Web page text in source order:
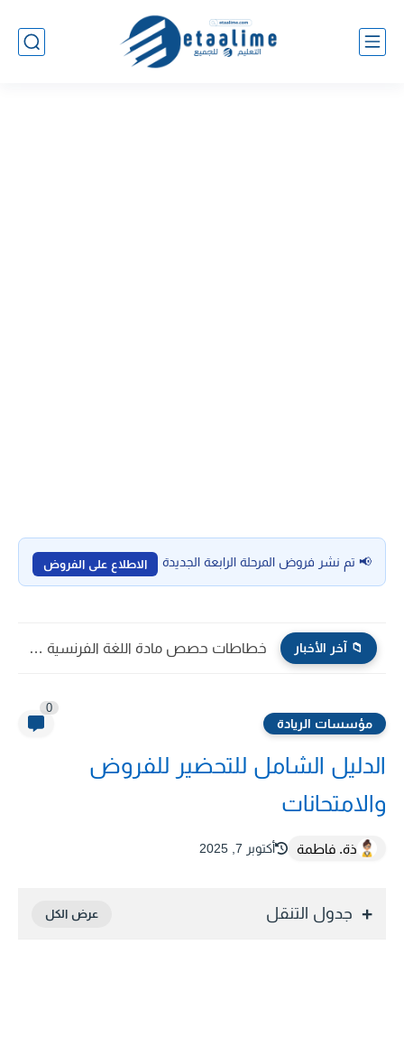
📢 تم نشر فروض المرحلة الرابعة الجديدة الاطلاع على الفروض
📁 آخر الأخبار الخطاطات الذهنية للمستوى الخامس في مادة اللغة الفرنسية - التعليم...
مؤسسات الريادة
0
الدليل الشامل للتحضير للفروض
والامتحانات
ذة. فاطمة أكتوبر 7, 2025
جدول التنقل